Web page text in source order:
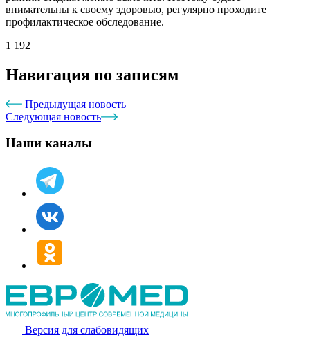
внимательны к своему здоровью, регулярно проходите
профилактическое обследование.
1 192
Навигация по записям
Предыдущая новость
Следующая новость
Наши каналы
Версия для слабовидящих